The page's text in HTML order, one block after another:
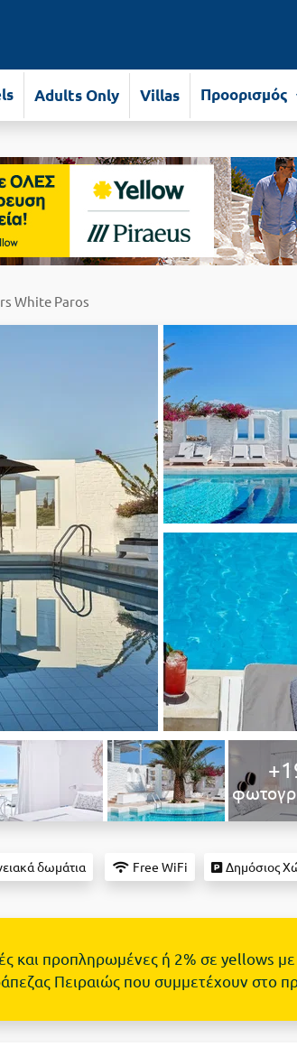
Adults Only Villas Προορισμός
White Paros
δωμάτια Free WiFi Δημόσιος
και προπληρωμένες ή 2% σε yellows με
Πειραιώς που συμμετέχουν στο